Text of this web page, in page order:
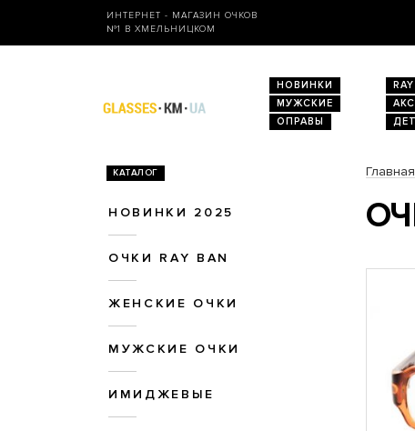
ИНТЕРНЕТ - МАГАЗИН ОЧКОВ
№1 В ХМЕЛЬНИЦКОМ
НОВИНКИ
МУЖСКИЕ
ОПРАВЫ
КАТАЛОГ
НОВИНКИ 2025
ОЧКИ RAY BAN
ЖЕНСКИЕ ОЧКИ
МУЖСКИЕ ОЧКИ
ИМИДЖЕВЫЕ
Главная